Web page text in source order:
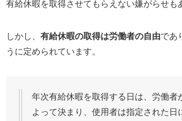
有給休暇を取得させてもらえない嫌がらせも
しかし、 有給休暇の取得は労働者の自由であ
うに定められています。
年次有給休暇を取得する日は、労働者
よって決まり、使用者は指定された日